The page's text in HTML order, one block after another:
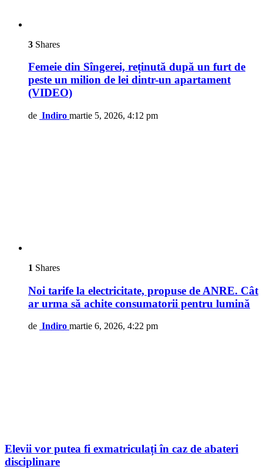
3 Shares
Femeie din Sîngerei, reținută după un furt de
peste un milion de lei dintr-un apartament
(VIDEO)
de Indiro martie 5, 2026, 4:12 pm
1 Shares
Noi tarife la electricitate, propuse de ANRE. Cât
ar urma să achite consumatorii pentru lumină
de Indiro martie 6, 2026, 4:22 pm
Elevii vor putea fi exmatriculați în caz de abateri
disciplinare